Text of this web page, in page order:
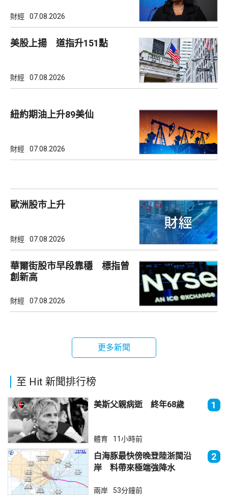
財經 07.08.2026
美股上揚 道指升151點
財經 07.08.2026
紐約期油上升89美仙
財經 07.08.2026
歐洲股巿上升
財經 07.08.2026
華爾街股市早段靠穩 標指曾
創新高
財經 07.08.2026
更多新聞
至 Hit 新聞排行榜
美斯父親病逝 終年68歲 1
體育 11小時前
白海豚最快傍晚登陸浙閩沿
岸 料帶來極端強降水
2
兩岸 53分鐘前